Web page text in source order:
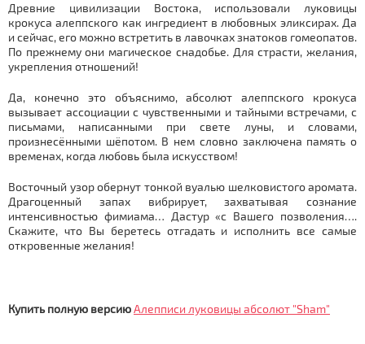
Древние цивилизации Востока, использовали луковицы
крокуса алеппского как ингредиент в любовных эликсирах. Да
и сейчас, его можно встретить в лавочках знатоков гомеопатов.
По прежнему они магическое снадобье. Для страсти, желания,
укрепления отношений!
Да, конечно это объяснимо, абсолют алеппского крокуса
вызывает ассоциации с чувственными и тайными встречами, с
письмами, написанными при свете луны, и словами,
произнесёнными шёпотом. В нем словно заключена память о
временах, когда любовь была искусством!
Восточный узор обернут тонкой вуалью шелковистого аромата.
Драгоценный запах вибрирует, захватывая сознание
интенсивностью фимиама… Дастур «с Вашего позволения….
Скажите, что Вы беретесь отгадать и исполнить все самые
откровенные желания!
Купить полную версиюАлепписи луковицы абсолют "Sham"